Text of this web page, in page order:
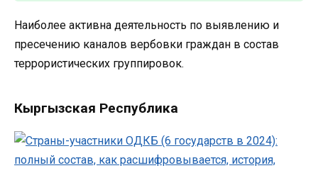
Наиболее активна деятельность по выявлению и
пресечению каналов вербовки граждан в состав
террористических группировок.
Кыргызская Республика